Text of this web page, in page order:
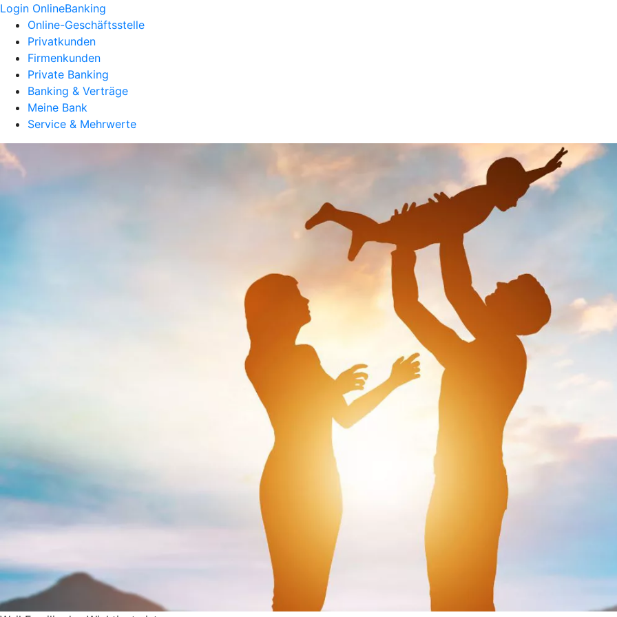
Login OnlineBanking
Online-Geschäftsstelle
Privatkunden
Firmenkunden
Private Banking
Banking & Verträge
Meine Bank
Service & Mehrwerte